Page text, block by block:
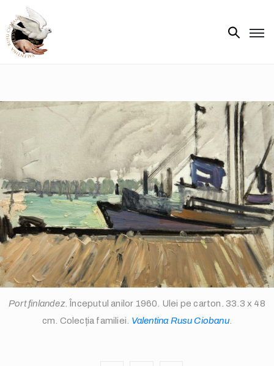
Biografie
Opere
V.R.C.
Atelier
‘85
Presa
Publicații
Port finlandez. Începutul anilor 1960. Ulei pe carton. 33.3 x 48
cm. Colecția familiei. Valentina Rusu Ciobanu.